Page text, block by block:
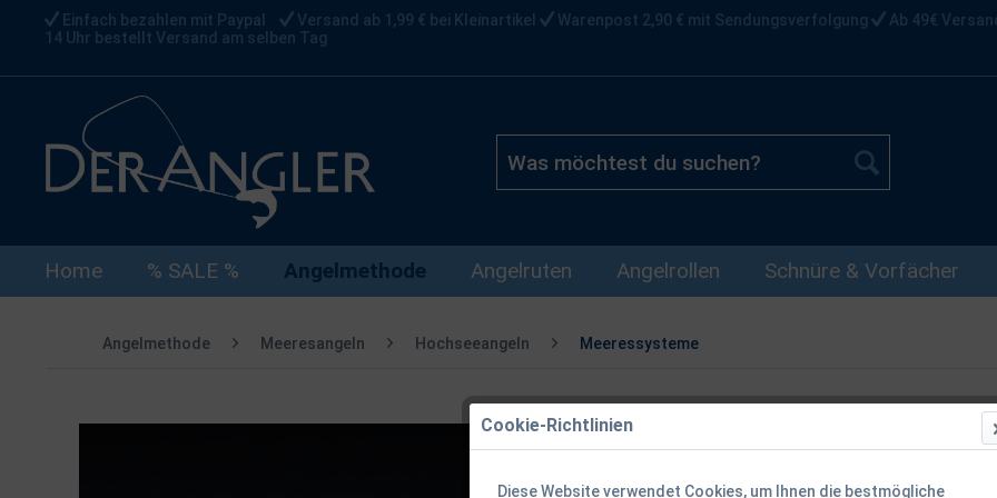
Einfach bezahlen mit Paypal Versand ab 1,99 € bei Kleinartikel Warenpost 2,90 € mit Sendungsverfolgung Ab 49€
14 Uhr bestellt Versand am selben Tag
Home % SALE % Angelmethode Angelruten Angelrollen Schnüre & Vorfächer
Angelmethode Meeresangeln Hochseeangeln Meeressysteme
Balzer
Cookie-Richtlinien
Diese Website verwendet Cookies, um Ihnen die bestmögliche